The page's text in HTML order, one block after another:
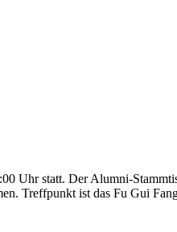
Uhr statt. Der Alumni-
Treffpunkt ist das Fu Gui